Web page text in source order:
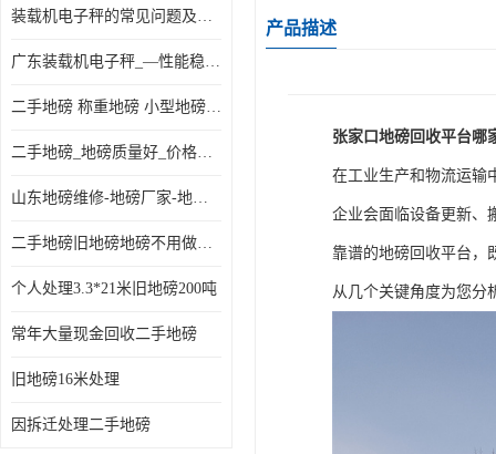
装载机电子秤的常见问题及解决方法介绍
广东装载机电子秤_—性能稳定—操作简单—品质可靠
二手地磅 称重地磅 小型地磅 一百吨地磅
二手地磅_地磅质量好_价格便宜这里找【地磅行家】
山东地磅维修-地磅厂家-地磅价格-二手地磅
二手地磅旧地磅地磅不用做地基
个人处理3.3*21米旧地磅200吨
常年大量现金回收二手地磅
旧地磅16米处理
因拆迁处理二手地磅
产品描述
张家口地磅回收平台哪
在工业生产和物流运输
企业会面临设备更新、
靠谱的地磅回收平台，
从几个关键角度为您分